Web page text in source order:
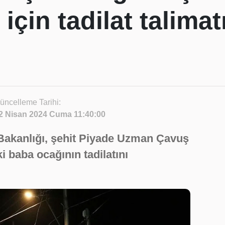
için tadilat
Tarihi:
Nisan 2024 Cuma 11:40:00
şehit Piyade Uzman Çavuş
ocağının tadilatını